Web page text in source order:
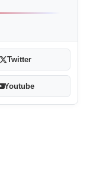
Twitter
Youtube